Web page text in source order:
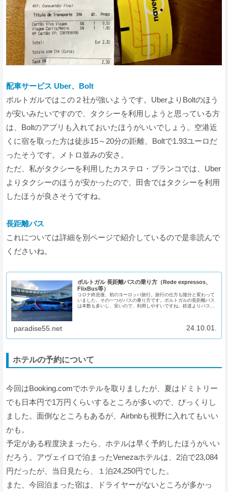
配車サービス Uber、Bolt
ポルトガルではこの２社が強いようです。UberよりBoltのほう
が安いみたいですので、タクシーを利用しようと思っている方
は、Boltのアプリも入れておいたほうがいいでしょう。空港近
くに宿を取った方は徒歩15～20分の距離、Boltで1.93ユーロだ
ったそうです。メトロ並みの安さ。
ただ、私がタクシーを利用したカステロ・ブランコでは、Uber
よりタクシーのほうが安かったので、田舎ではタクシーを利用
したほうが良さそうですね。
長距離バス
これについては詳細を別ページで紹介しているので是非読んで
くださいね。
ポルトガル 長距離バスの乗り方（Rede expressos、
FlixBus等）
コロナ終息後、初のヨーロッパ旅行。旅行の仕方も随分と変わって
いました。その一つがバスの乗り方です。ポルトガルの長距離バス
は本数も多いし、安いので、利用しやすいですね。鉄道よりバスの
paradise55.net 24.10.01.
ホテルの予約について
今回はBooking.comでホテルを取りましたが、夏はドミトリー
でも日本円で1万円くらいするところが多いので、びっくりし
ました。面倒なところもあるが、Airbnbも視野に入れてもいい
かも。
予定がある程度決まったら、ホテルは早く予約したほうがいい
だろう。アヴェイロで泊まったVenezaホテルは、2泊で23,084
円だったが、当日見たら、１泊24,250円でした。
また、今回泊まった宿は、ドライヤーがないところが多かっ